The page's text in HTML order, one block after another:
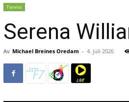
Tennis
Serena
Av Michael Breines Oredam - 4. juli 2026